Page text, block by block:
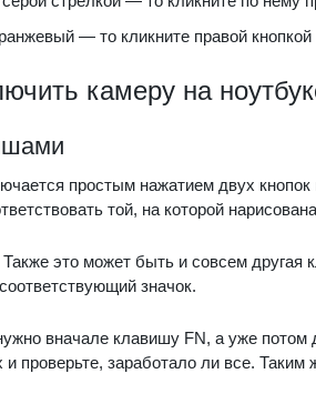
— то кликните правой кнопкой
камеру на
простым нажатием двух
той, на которой
Также это может быть и совсем другая
значок.
вначале клавишу FN, а уже потом
и проверьте, заработало ли все.